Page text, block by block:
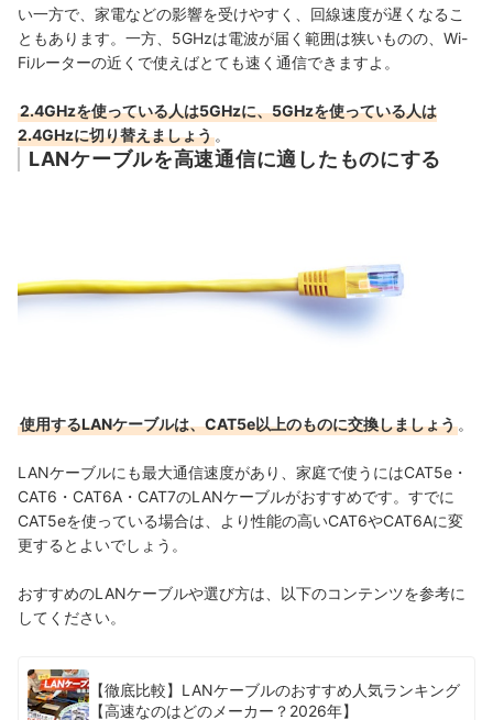
い一方で、家電などの影響を受けやすく、回線速度が遅くなるこ
ともあります。一方、 5GHzは電波が届く範囲は狭いものの、 Wi-
Fiルーターの近くで使えばとても速く通信できますよ。
2.4GHzを使っている人は5GHzに、5GHzを使っている人は
2.4GHzに切り替えましょう 。
LANケーブルを高速通信に適したものにする
使用するLANケーブルは、CAT5e以上のものに交換しましょう 。
LANケーブルにも最大通信速度があり、家庭で使うにはCAT5e・
CAT6・CAT6A・CAT7のLANケーブルがおすすめです。すでに
CAT5eを使っている場合は、より性能の高いCAT6やCAT6Aに変
更するとよいでしょう。
おすすめのLANケーブルや選び方は、以下のコンテンツを参考に
してください。
【徹底比較】LANケーブルのおすすめ人気ランキング
【高速なのはどのメーカー？2026年】